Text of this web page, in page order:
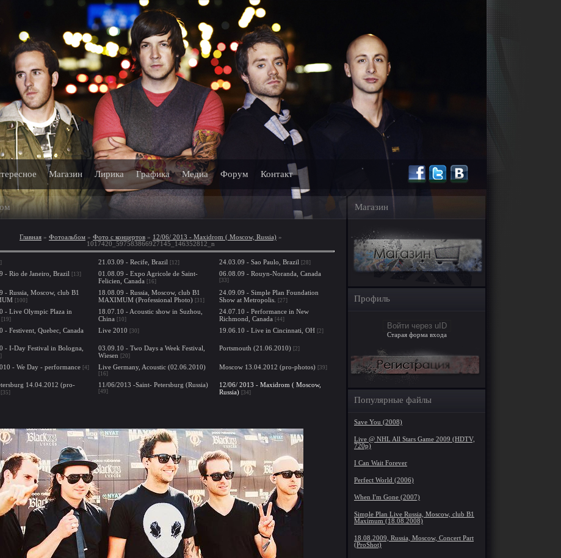
Магазин Лирика Графика Медиа Форум Контакт
Магазин
Главная » Фотоальбом » Фото с концертов » 12/06/ 2013 - Maxidrom ( Moscow, Russia) »
1017420_597583866927145_146352812_n
21.03.09 - Recife, Brazil [12] 24.03.09 - Sao Paulo, Brazil [28]
- Rio de Janeiro, Brazil [13]
01.08.09 - Expo Agricole de Saint-
Felicien, Canada [16]
06.08.09 - Rouyn-Noranda, Canada
[33]
- Russia, Moscow, club B1
[100]
18.08.09 - Russia, Moscow, club B1
MAXIMUM (Professional Photo) [31]
24.09.09 - Simple Plan Foundation
Show at Metropolis.
[27]
- Live Olympic Plaza in
[19]
18.07.10 - Acoustic show in Suzhou,
China [10]
24.07.10 - Performance in New
Richmond, Canada [44]
- Festivent, Quebec, Canada Live 2010 [30] 19.06.10 - Live in Cincinnati, OH [2]
- I-Day Festival in Bologna,
03.09.10 - Two Days a Week Festival,
Wiesen [20]
Portsmouth (21.06.2010) [2]
- We Day - performance [4] Live Germany, Acoustic (02.06.2010)
[16]
Moscow 13.04.2012 (pro-photos) [39]
14.04.2012 (pro-
[35]
11/06/2013 -Saint- Petersburg (Russia)
[49]
12/06/ 2013 - Maxidrom ( Moscow,
Russia) [34]
Профиль
Войти через uID
Старая форма входа
Популярные файлы
Save You (2008)
Live @ NHL All Stars Game 2009 (HDTV,
720p)
I Can Wait Forever
Perfect World (2006)
When I'm Gone (2007)
Simple Plan Live Russia, Moscow, club B1
Maximum (18.08.2008)
18.08.2009, Russia, Moscow, Concert Part
(ProShot)